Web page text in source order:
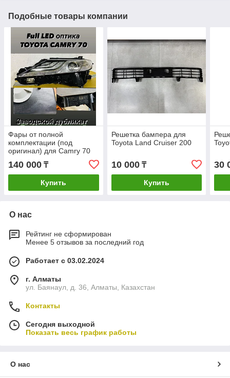
Подобные товары компании
Фары от полной
комплектации (под
оригинал) для Camry 70
140 000 ₸
Купить
Решетка бампера для
Toyota Land Cruiser 200
10 000₸
Купить
30
О нас
Рейтинг не сформирован
Менее 5 отзывов за последний год
Работает с 03.02.2024
г. Алматы
ул. Баянаул, д. 36, Алматы, Казахстан
Контакты
Сегодня выходной
Показать весь график работы
О нас